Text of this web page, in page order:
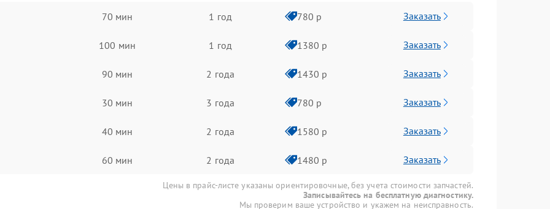
70 мин 1 год 780 р Заказать
100 мин 1 год 1380 р Заказать
90 мин 2 года 1430 р Заказать
30 мин 3 года 780 р Заказать
40 мин 2 года 1580 р Заказать
60 мин 2 года 1480 р Заказать
Цены в прайс-листе указаны ориентировочные, без учета стоимости запчастей.
Записывайтесь на бесплатную диагностику.
Мы проверим ваше устройство и укажем на неисправность.